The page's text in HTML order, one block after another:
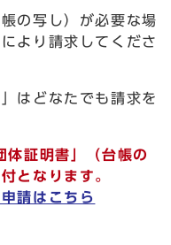
の写し）が必要な場
より請求してくださ
はどなたでも請求を
証明書」（台帳の
となります。
請はこちら